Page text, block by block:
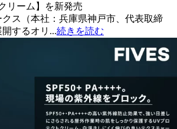
リーム】を新発売
ス（本社：兵庫県神戸市、代表取締
するオリ...続きを読む